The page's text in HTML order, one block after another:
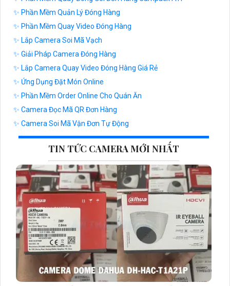
✨ Phần Mềm Quản Lý Đóng Hàng
✨ Phần Mềm Quay Video Đóng Hàng
✨ Lắp Camera Soi Mã Vạch
✨ Giải Pháp Camera Đóng Hàng
✨ Lắp Camera Quay Video Đóng Hàng Giá Rẻ
✨ Ứng Dụng Đặt Món Online
✨ Phần Mềm Order Online Cho Quán Ăn
✨ Camera Đọc Mã QR Đơn Hàng
✨ Camera Soi Mã Vận Đơn Tự Động
TIN TỨC CAMERA MỚI NHẤT